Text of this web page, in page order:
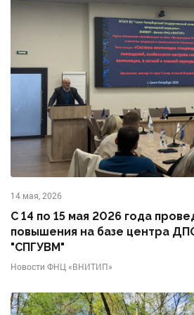
14 мая, 2026
С 14 по 15 мая 2026 года
повышения на базе центра
"СПГУВМ"
Новости ФНЦ «ВНИТИП»